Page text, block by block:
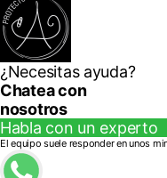
¿Necesitas ayuda?
Chatea con
nosotros
Habla con un experto
El equipo suele responder en unos